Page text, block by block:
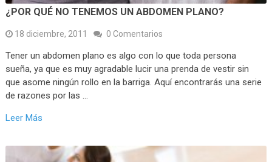
¿POR QUÉ NO TENEMOS UN ABDOMEN PLANO?
18 diciembre, 2011 0 Comentarios
Tener un abdomen plano es algo con lo que toda persona
sueña, ya que es muy agradable lucir una prenda de vestir sin
que asome ningún rollo en la barriga. Aquí encontrarás una serie
de razones por las …
Leer Más